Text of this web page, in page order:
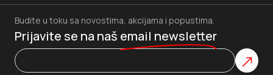
Budite u toku sa novostima, akcijama i popustima.
Prijavite se na naš email newsletter